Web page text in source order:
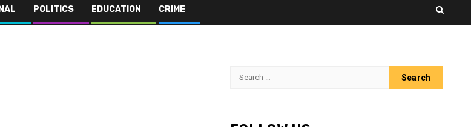
POLITICS EDUCATION CRIME
Search